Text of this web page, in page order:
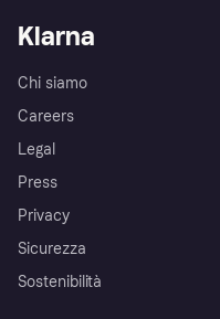
Klarna
Chi siamo
Careers
Legal
Press
Privacy
Sicurezza
Sostenibilità